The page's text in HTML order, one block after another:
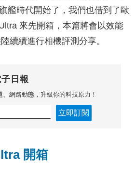
艦時代開始了，我們也借到了歐
來先開箱，本篇將會以效能
續續進行相機評測分享。
日報
網路動態，升級你的科技原力！
立即訂閱
開箱